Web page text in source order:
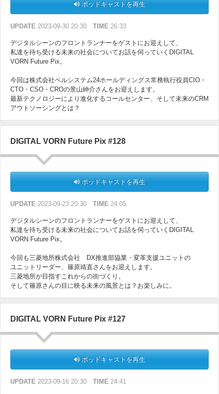
ポッドキャストを再生
UPDATE 2023-09-30 20:30 TIME 26:33
デジタルシーンのフロントランナーをゲストにお迎えして、
私達を待ち受ける未来の社会についてお話を伺っていくDIGITAL
VORN Future Pix。
今回は株式会社ベルシステム24ホールディングス常務執行役員CIO・
CTO・CSO・CROの景山紳介さんをお迎えします。
最新テクノロジーにより進化するコールセンター、そして未来のCRM
アウトソーシングとは？
DIGITAL VORN Future Pix #128
ポッドキャストを再生
UPDATE 2023-09-23 20:30 TIME 24:05
デジタルシーンのフロントランナーをゲストにお迎えして、
私達を待ち受ける未来の社会についてお話を伺っていくDIGITAL
VORN Future Pix。
今回も三菱地所株式会社 DX推進部協業・変革支援ユニットの
ユニットリーダー、篠原靖直さんをお迎えします。
三菱地所が目指すこれからの街づくり。
そして篠原さんの目に映る未来の風景とは？お楽しみに。
DIGITAL VORN Future Pix #127
ポッドキャストを再生
UPDATE 2023-09-16 20:30 TIME 24:41